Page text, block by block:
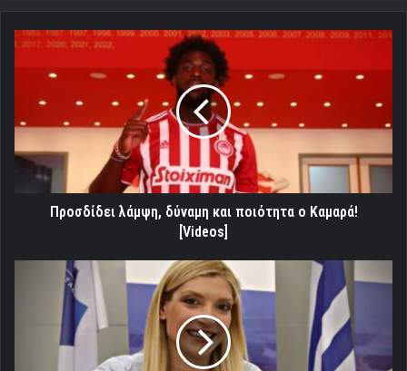
Προσδίδει
δύναμη
ο
Καμαρά!
[Videos]
Προσδίδει λάμψη, δύναμη και ποιότητα ο Καμαρά!
[Videos]
Τσιλιγκίρη:
«Χαρούμενη